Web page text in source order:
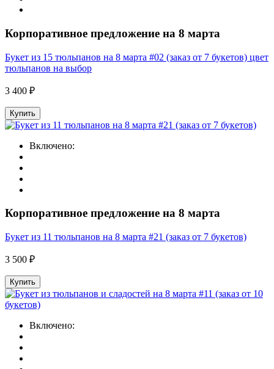
Корпоративное предложение на 8 марта
Букет из 15 тюльпанов на 8 марта #02 (заказ от 7 букетов) цвет
тюльпанов на выбор
3 400 ₽
Купить
Включено:
Корпоративное предложение на 8 марта
Букет из 11 тюльпанов на 8 марта #21 (заказ от 7 букетов)
3 500 ₽
Купить
Включено: